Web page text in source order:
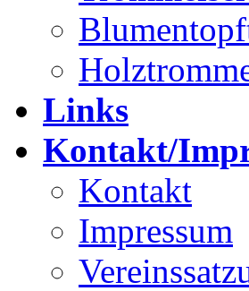
Links
Kontakt/
Kontakt
Impressum